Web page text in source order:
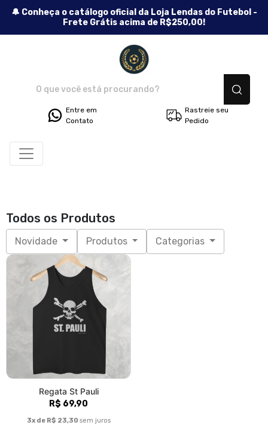
🔔 Conheça o catálogo oficial da Loja Lendas do Futebol -
Frete Grátis acima de R$250,00!
Entre em
Contato
Rastreie seu
Pedido
Todos os Produtos
Novidade Produtos Categorias
Regata St Pauli
R$ 69,90
3x de R$ 23,30 sem juros